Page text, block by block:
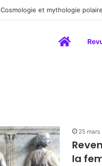
Renoir : la peinture comme un art
Accueil
25 mars
la